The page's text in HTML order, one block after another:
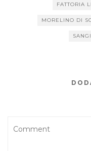
FATTORIA
MORELINO DI